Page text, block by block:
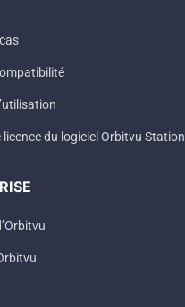
du logiciel Orbitvu Station